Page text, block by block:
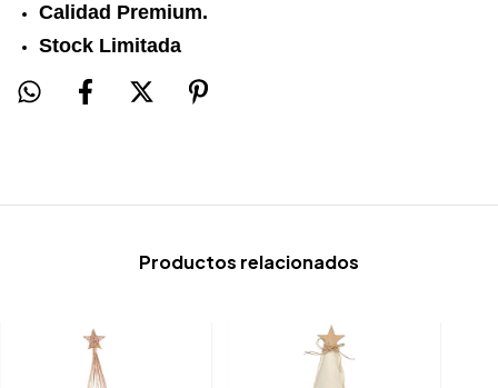
Calidad Premium.
Stock Limitada
Productos relacionados